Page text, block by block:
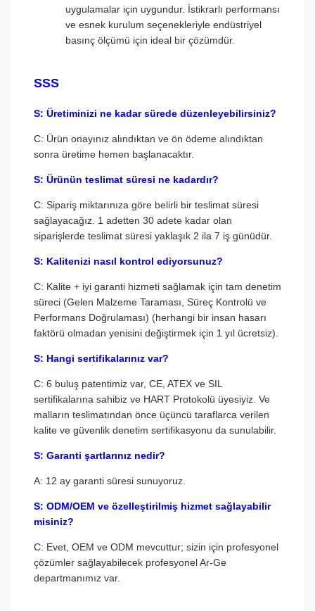
uygulamalar için uygundur. İstikrarlı performansı
ve esnek kurulum seçenekleriyle endüstriyel
basınç ölçümü için ideal bir çözümdür.
SSS
S: Üretiminizi ne kadar sürede düzenleyebilirsiniz?
C: Ürün onayınız alındıktan ve ön ödeme alındıktan
sonra üretime hemen başlanacaktır.
S: Ürünün teslimat süresi ne kadardır?
C: Sipariş miktarınıza göre belirli bir teslimat süresi
sağlayacağız. 1 adetten 30 adete kadar olan
siparişlerde teslimat süresi yaklaşık 2 ila 7 iş günüdür.
S: Kalitenizi nasıl kontrol ediyorsunuz?
C: Kalite + iyi garanti hizmeti sağlamak için tam denetim
süreci (Gelen Malzeme Taraması, Süreç Kontrolü ve
Performans Doğrulaması) (herhangi bir insan hasarı
faktörü olmadan yenisini değiştirmek için 1 yıl ücretsiz).
S: Hangi sertifikalarınız var?
C: 6 buluş patentimiz var, CE, ATEX ve SIL
sertifikalarına sahibiz ve HART Protokolü üyesiyiz. Ve
malların teslimatından önce üçüncü taraflarca verilen
kalite ve güvenlik denetim sertifikasyonu da sunulabilir.
S: Garanti şartlarınız nedir?
A: 12 ay garanti süresi sunuyoruz.
S: ODM/OEM ve özelleştirilmiş hizmet sağlayabilir
misiniz?
C: Evet, OEM ve ODM mevcuttur; sizin için profesyonel
çözümler sağlayabilecek profesyonel Ar-Ge
departmanımız var.